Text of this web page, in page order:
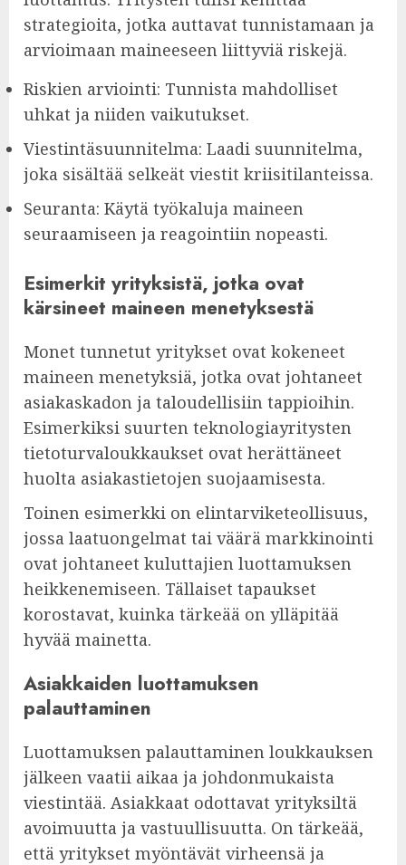
strategioita, jotka auttavat tunnistamaan ja
arvioimaan maineeseen liittyviä riskejä.
Riskien arviointi: Tunnista mahdolliset
uhkat ja niiden vaikutukset.
Viestintäsuunnitelma: Laadi suunnitelma,
joka sisältää selkeät viestit kriisitilanteissa.
Seuranta: Käytä työkaluja maineen
seuraamiseen ja reagointiin nopeasti.
Esimerkit yrityksistä, jotka ovat
kärsineet maineen menetyksestä
Monet tunnetut yritykset ovat kokeneet
maineen menetyksiä, jotka ovat johtaneet
asiakaskadon ja taloudellisiin tappioihin.
Esimerkiksi suurten teknologiayritysten
tietoturvaloukkaukset ovat herättäneet
huolta asiakastietojen suojaamisesta.
Toinen esimerkki on elintarviketeollisuus,
jossa laatuongelmat tai väärä markkinointi
ovat johtaneet kuluttajien luottamuksen
heikkenemiseen. Tällaiset tapaukset
korostavat, kuinka tärkeää on ylläpitää
hyvää mainetta.
Asiakkaiden luottamuksen
palauttaminen
Luottamuksen palauttaminen loukkauksen
jälkeen vaatii aikaa ja johdonmukaista
viestintää. Asiakkaat odottavat yrityksiltä
avoimuutta ja vastuullisuutta. On tärkeää,
että yritykset myöntävät virheensä ja